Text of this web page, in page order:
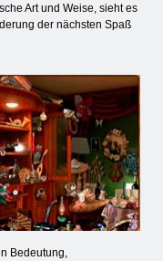
Art und Weise, sieht es
der nächsten Spaß
Bedeutung,